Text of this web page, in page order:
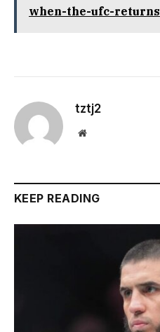
when-the-ufc-returns
tztj2
Website
KEEP READING